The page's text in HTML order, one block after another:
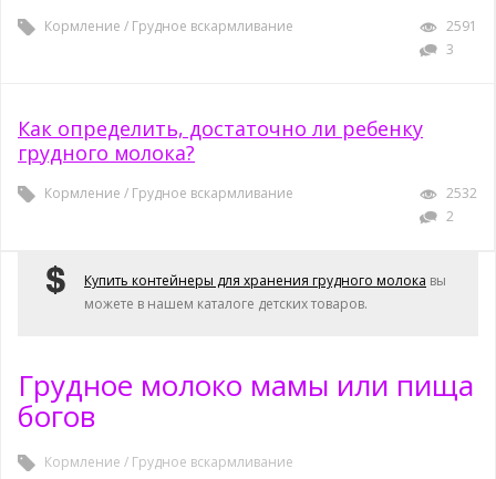
Кормление / Грудное вскармливание
2591
3
Как определить, достаточно ли ребенку
грудного молока?
Кормление / Грудное вскармливание
2532
2
Купить контейнеры для хранения грудного молока вы
можете в нашем каталоге детских товаров.
Грудное молоко мамы или пища
богов
Кормление / Грудное вскармливание